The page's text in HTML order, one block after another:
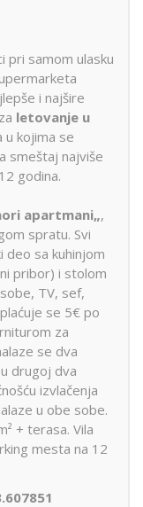
pri samom ulasku
i najšire
letovanje u
u kojima se
smeštaj najviše
godina.
apartmani„,
spratu. Svi
sa kuhinjom
pribor) i stolom
TV, sef,
se 5€ po
za
se dva
drugoj dva
izvlačenja
u obe sobe.
+ terasa. Vila
mesta na 12